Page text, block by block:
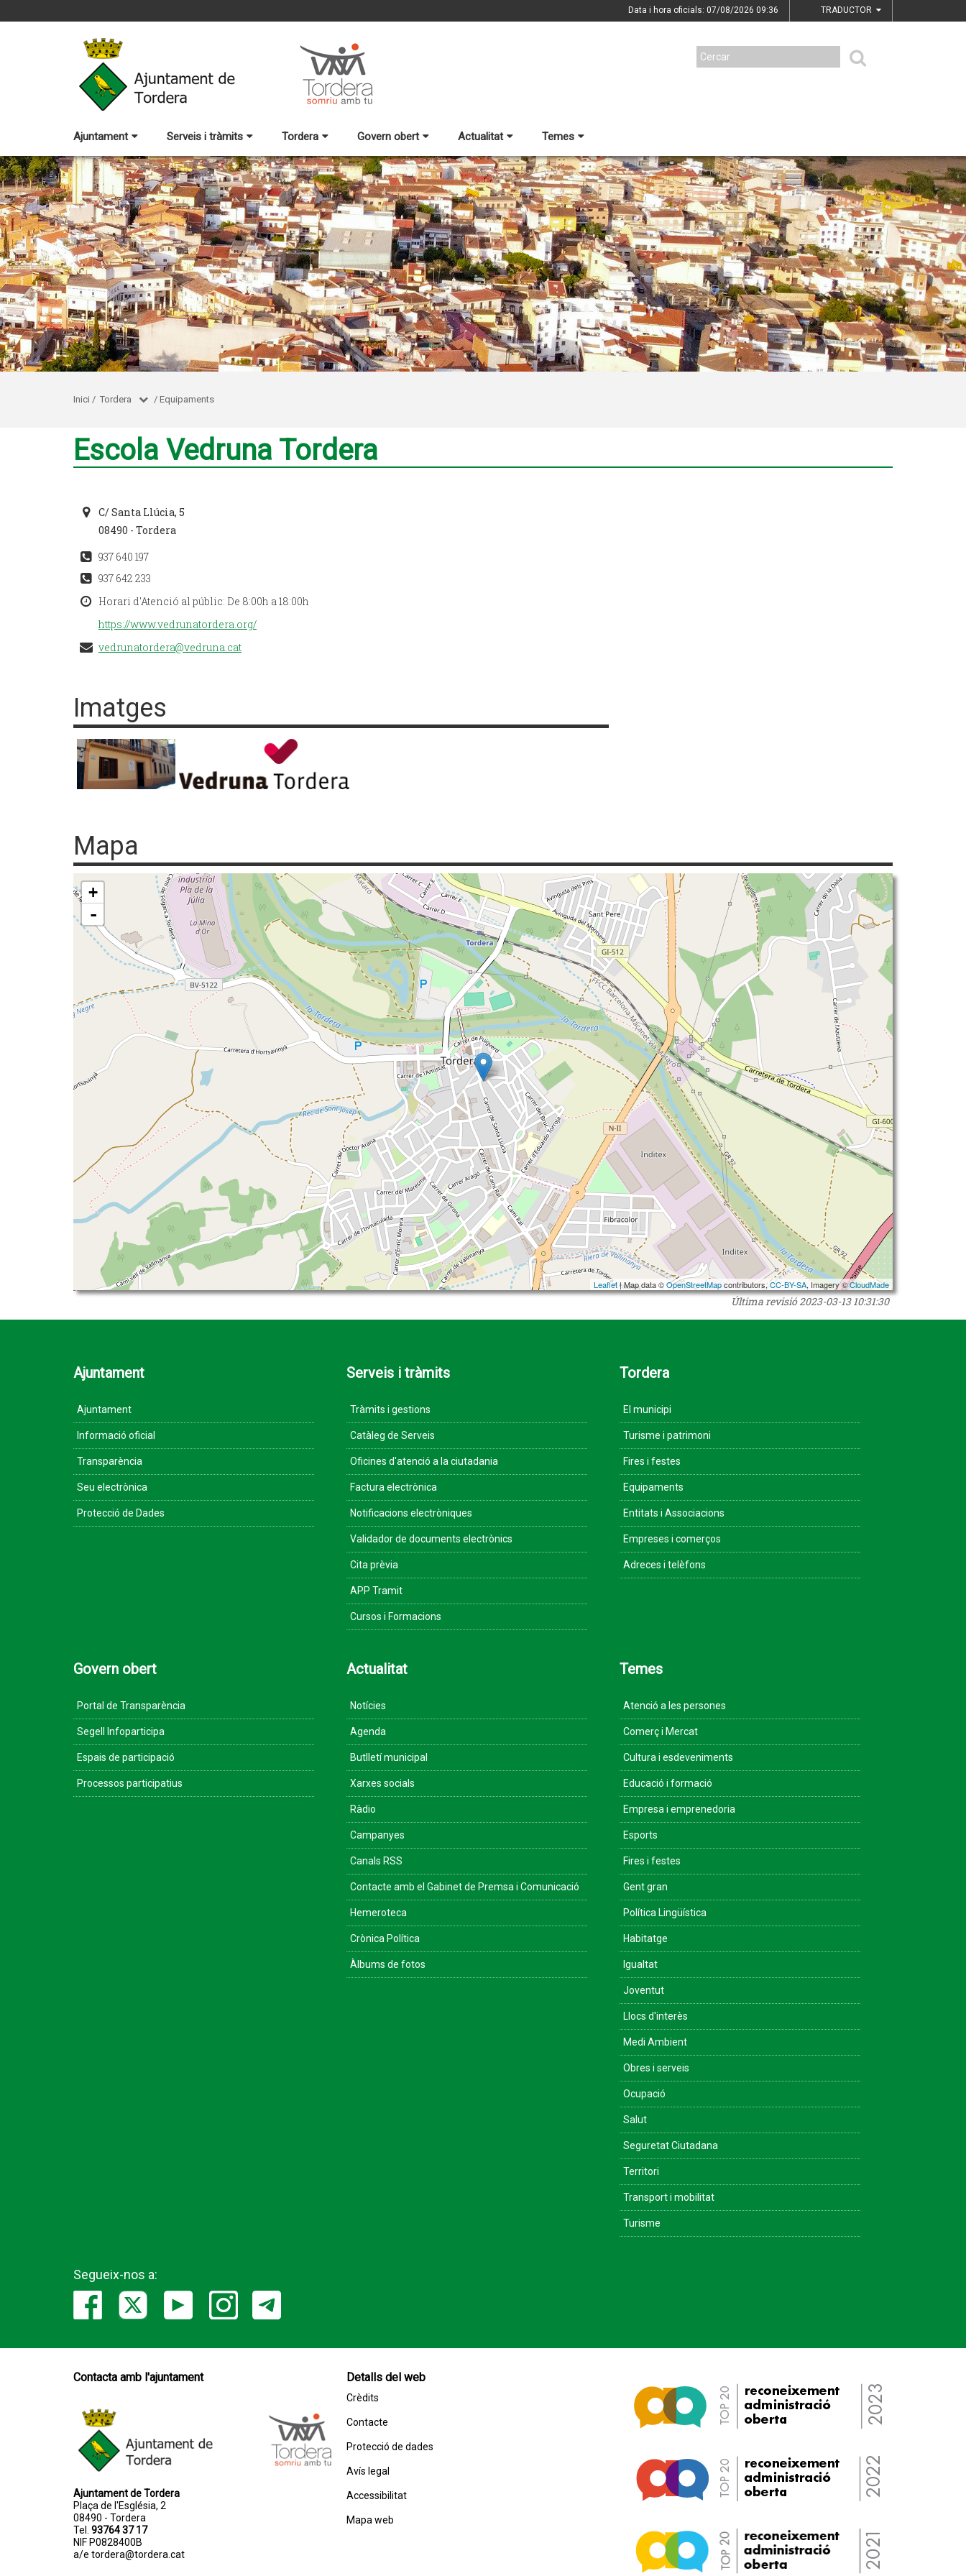
Data i hora oficials: 07/08/2026 09:36 TRADUCTOR
Ajuntament Serveis i tràmits Tordera Govern obert Actualitat Temes
Inici / Tordera / Equipaments
Escola Vedruna Tordera
C/ Santa Llúcia, 5
08490 - Tordera
937 640 197
937 642 233
Horari d'Atenció al públic: De 8:00h a 18:00h
https://www.vedrunatordera.org/
vedrunatordera@vedruna.cat
Imatges
Mapa
+
-
Leaflet| Map data ©OpenStreetMapcontributors,CC-BY-SA, Imagery ©CloudMade
Última revisió2023-03-13 10:31:30
Ajuntament
Ajuntament
Informació oficial
Transparència
Seu electrònica
Protecció de Dades
Serveis i tràmits
Tràmits i gestions
Catàleg de Serveis
Oficines d'atenció a la ciutadania
Factura electrònica
Notificacions electròniques
Validador de documents electrònics
Cita prèvia
APP Tramit
Cursos i Formacions
Tordera
El municipi
Turisme i patrimoni
Fires i festes
Equipaments
Entitats i Associacions
Empreses i comerços
Adreces i telèfons
Govern obert
Portal de Transparència
Segell Infoparticipa
Espais de participació
Processos participatius
Actualitat
Notícies
Agenda
Butlletí municipal
Xarxes socials
Ràdio
Campanyes
Canals RSS
Contacte amb el Gabinet de Premsa i Comunicació
Hemeroteca
Crònica Política
Àlbums de fotos
Temes
Atenció a les persones
Comerç i Mercat
Cultura i esdeveniments
Educació i formació
Empresa i emprenedoria
Esports
Fires i festes
Gent gran
Política Lingüística
Habitatge
Igualtat
Joventut
Llocs d'interès
Medi Ambient
Obres i serveis
Ocupació
Salut
Seguretat Ciutadana
Territori
Transport i mobilitat
Turisme
Segueix-nos a:
Contacta amb l'ajuntament
Ajuntament de Tordera
Plaça de l'Església, 2
08490 - Tordera
Tel. 93764 37 17
NIF P0828400B
a/e tordera@tordera.cat
Detalls del web
Crèdits
Contacte
Protecció de dades
Avís legal
Accessibilitat
Mapa web